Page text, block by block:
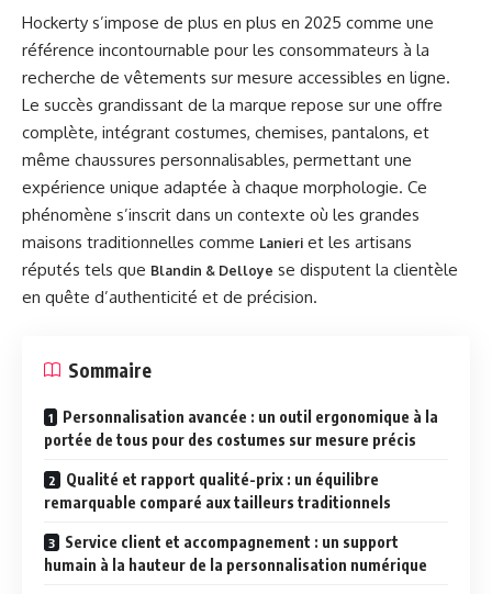
Hockerty s’impose de plus en plus en 2025 comme une
référence incontournable pour les consommateurs à la
recherche de vêtements sur mesure accessibles en ligne.
Le succès grandissant de la marque repose sur une offre
complète, intégrant costumes, chemises, pantalons, et
même chaussures personnalisables, permettant une
expérience unique adaptée à chaque morphologie. Ce
phénomène s’inscrit dans un contexte où les grandes
maisons traditionnelles comme Lanieri et les artisans
réputés tels que Blandin & Delloye se disputent la clientèle
en quête d’authenticité et de précision.
Sommaire
Personnalisation avancée : un outil ergonomique à la
portée de tous pour des costumes sur mesure précis
Qualité et rapport qualité-prix : un équilibre
remarquable comparé aux tailleurs traditionnels
Service client et accompagnement : un support
humain à la hauteur de la personnalisation numérique